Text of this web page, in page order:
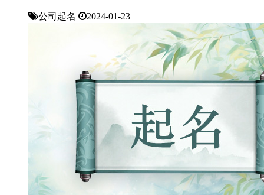
公司起名 2024-01-23